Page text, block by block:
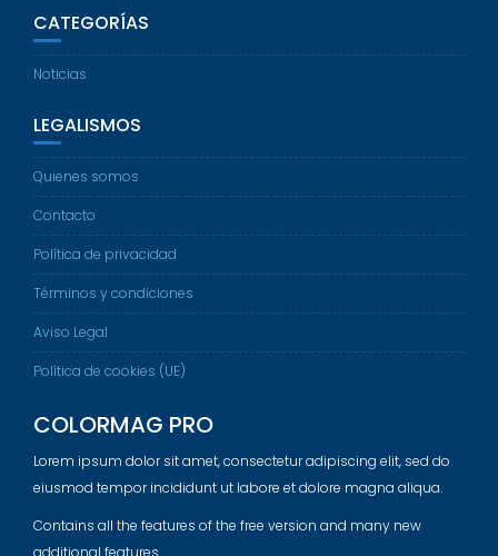
CATEGORÍAS
Noticias
LEGALISMOS
Quienes somos
Contacto
Política de privacidad
Términos y condiciones
Aviso Legal
Política de cookies (UE)
COLORMAG PRO
Lorem ipsum dolor sit amet, consectetur adipiscing elit, sed do
eiusmod tempor incididunt ut labore et dolore magna aliqua.
Contains all the features of the free version and many new
additional features.